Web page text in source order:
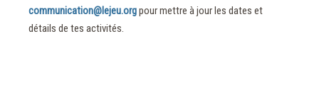
communication@lejeu.orgpour mettre à jour les dates et
détails de tes activités.